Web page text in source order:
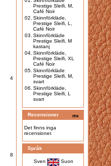
4
8
Prestige Sleifi, M,
Café Noir
02. Skinnförkläde,
Prestige Sleifi, L,
Café Noir
03. Skinnförkläde
Prestige Sleifi, M
kastanj
04. Skinnförkläde,
Prestige Sleifi, XL
Café Noir
05. Skinnförkläde
Prestige Sleifi, M,
svart
06. Skinnförkläde,
Prestige Sleifi, L
svart
Recensioner
Det finns inga
recensioner.
Språk